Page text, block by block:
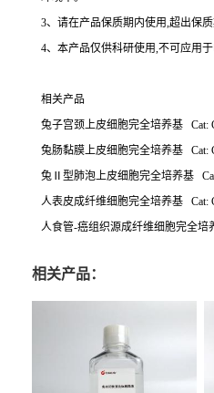
3、请在产品保质期内使用,超出保质
4、本产品仅供科研使用,不可应用于
相关产品
兔子宫颈上皮细胞完全培养基 Cat:
兔肠黏膜上皮细胞完全培养基 Cat:
兔Ⅱ型肺泡上皮细胞完全培养基
人表皮成纤维细胞完全培养基 Cat:
人食管-癌组织源成纤维细胞完全培
相关产品：